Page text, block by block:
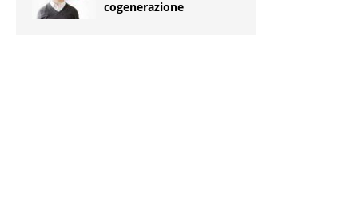
cogenerazione